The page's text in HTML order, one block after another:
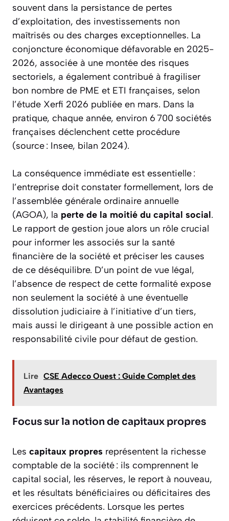
souvent dans la persistance de pertes
d’exploitation, des investissements non
maîtrisés ou des charges exceptionnelles. La
conjoncture économique défavorable en 2025-
2026, associée à une montée des risques
sectoriels, a également contribué à fragiliser
bon nombre de PME et ETI françaises, selon
l’étude Xerfi 2026 publiée en mars. Dans la
pratique, chaque année, environ 6 700 sociétés
françaises déclenchent cette procédure
(source : Insee, bilan 2024).
La conséquence immédiate est essentielle :
l’entreprise doit constater formellement, lors de
l’assemblée générale ordinaire annuelle
(AGOA), la perte de la moitié du capital social.
Le rapport de gestion joue alors un rôle crucial
pour informer les associés sur la santé
financière de la société et préciser les causes
de ce déséquilibre. D’un point de vue légal,
l’absence de respect de cette formalité expose
non seulement la société à une éventuelle
dissolution judiciaire à l’initiative d’un tiers,
mais aussi le dirigeant à une possible action en
responsabilité civile pour défaut de gestion.
Lire CSE Adecco Ouest : Guide Complet des
Avantages
Focus sur la notion de capitaux propres
Les capitaux propres représentent la richesse
comptable de la société : ils comprennent le
capital social, les réserves, le report à nouveau,
et les résultats bénéficiaires ou déficitaires des
exercices précédents. Lorsque les pertes